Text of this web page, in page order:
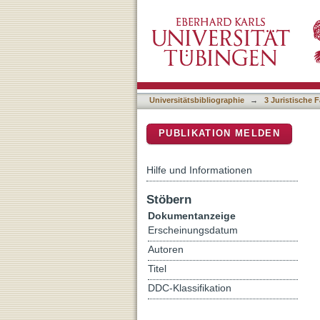
Universitätsbibliographie → 3 Juristische
PUBLIKATION MELDEN
Hilfe und Informationen
Stöbern
Dokumentanzeige
Erscheinungsdatum
Autoren
Titel
DDC-Klassifikation